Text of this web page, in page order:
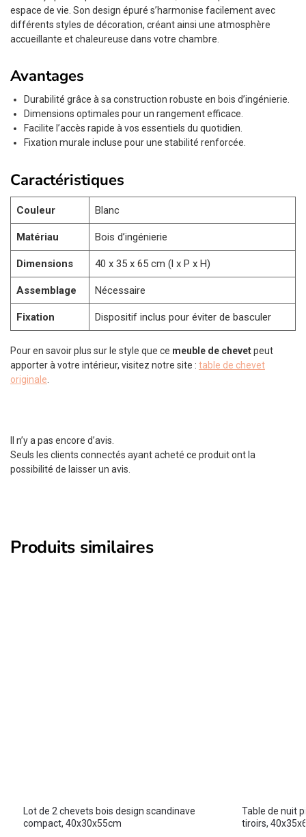
espace de vie. Son design épuré s’harmonise facilement avec
différents styles de décoration, créant ainsi une atmosphère
accueillante et chaleureuse dans votre chambre.
Avantages
Durabilité grâce à sa construction robuste en bois d’ingénierie.
Dimensions optimales pour un rangement efficace.
Facilite l’accès rapide à vos essentiels du quotidien.
Fixation murale incluse pour une stabilité renforcée.
Caractéristiques
Couleur Blanc
Matériau Bois d’ingénierie
Dimensions 40 x 35 x 65 cm (l x P x H)
Assemblage Nécessaire
Fixation Dispositif inclus pour éviter de basculer
Pour en savoir plus sur le style que ce meuble de chevetpeut
apporter à votre intérieur, visitez notre site : table de chevet
originale
Il n’y a pas encore d’avis.
Seuls les clients connectés ayant acheté ce produit ont la
possibilité de laisser un avis.
Produits similaires
Lot de 2 chevets bois design scandinave
compact, 40x30x55cm
Table de nuit
tiroirs,